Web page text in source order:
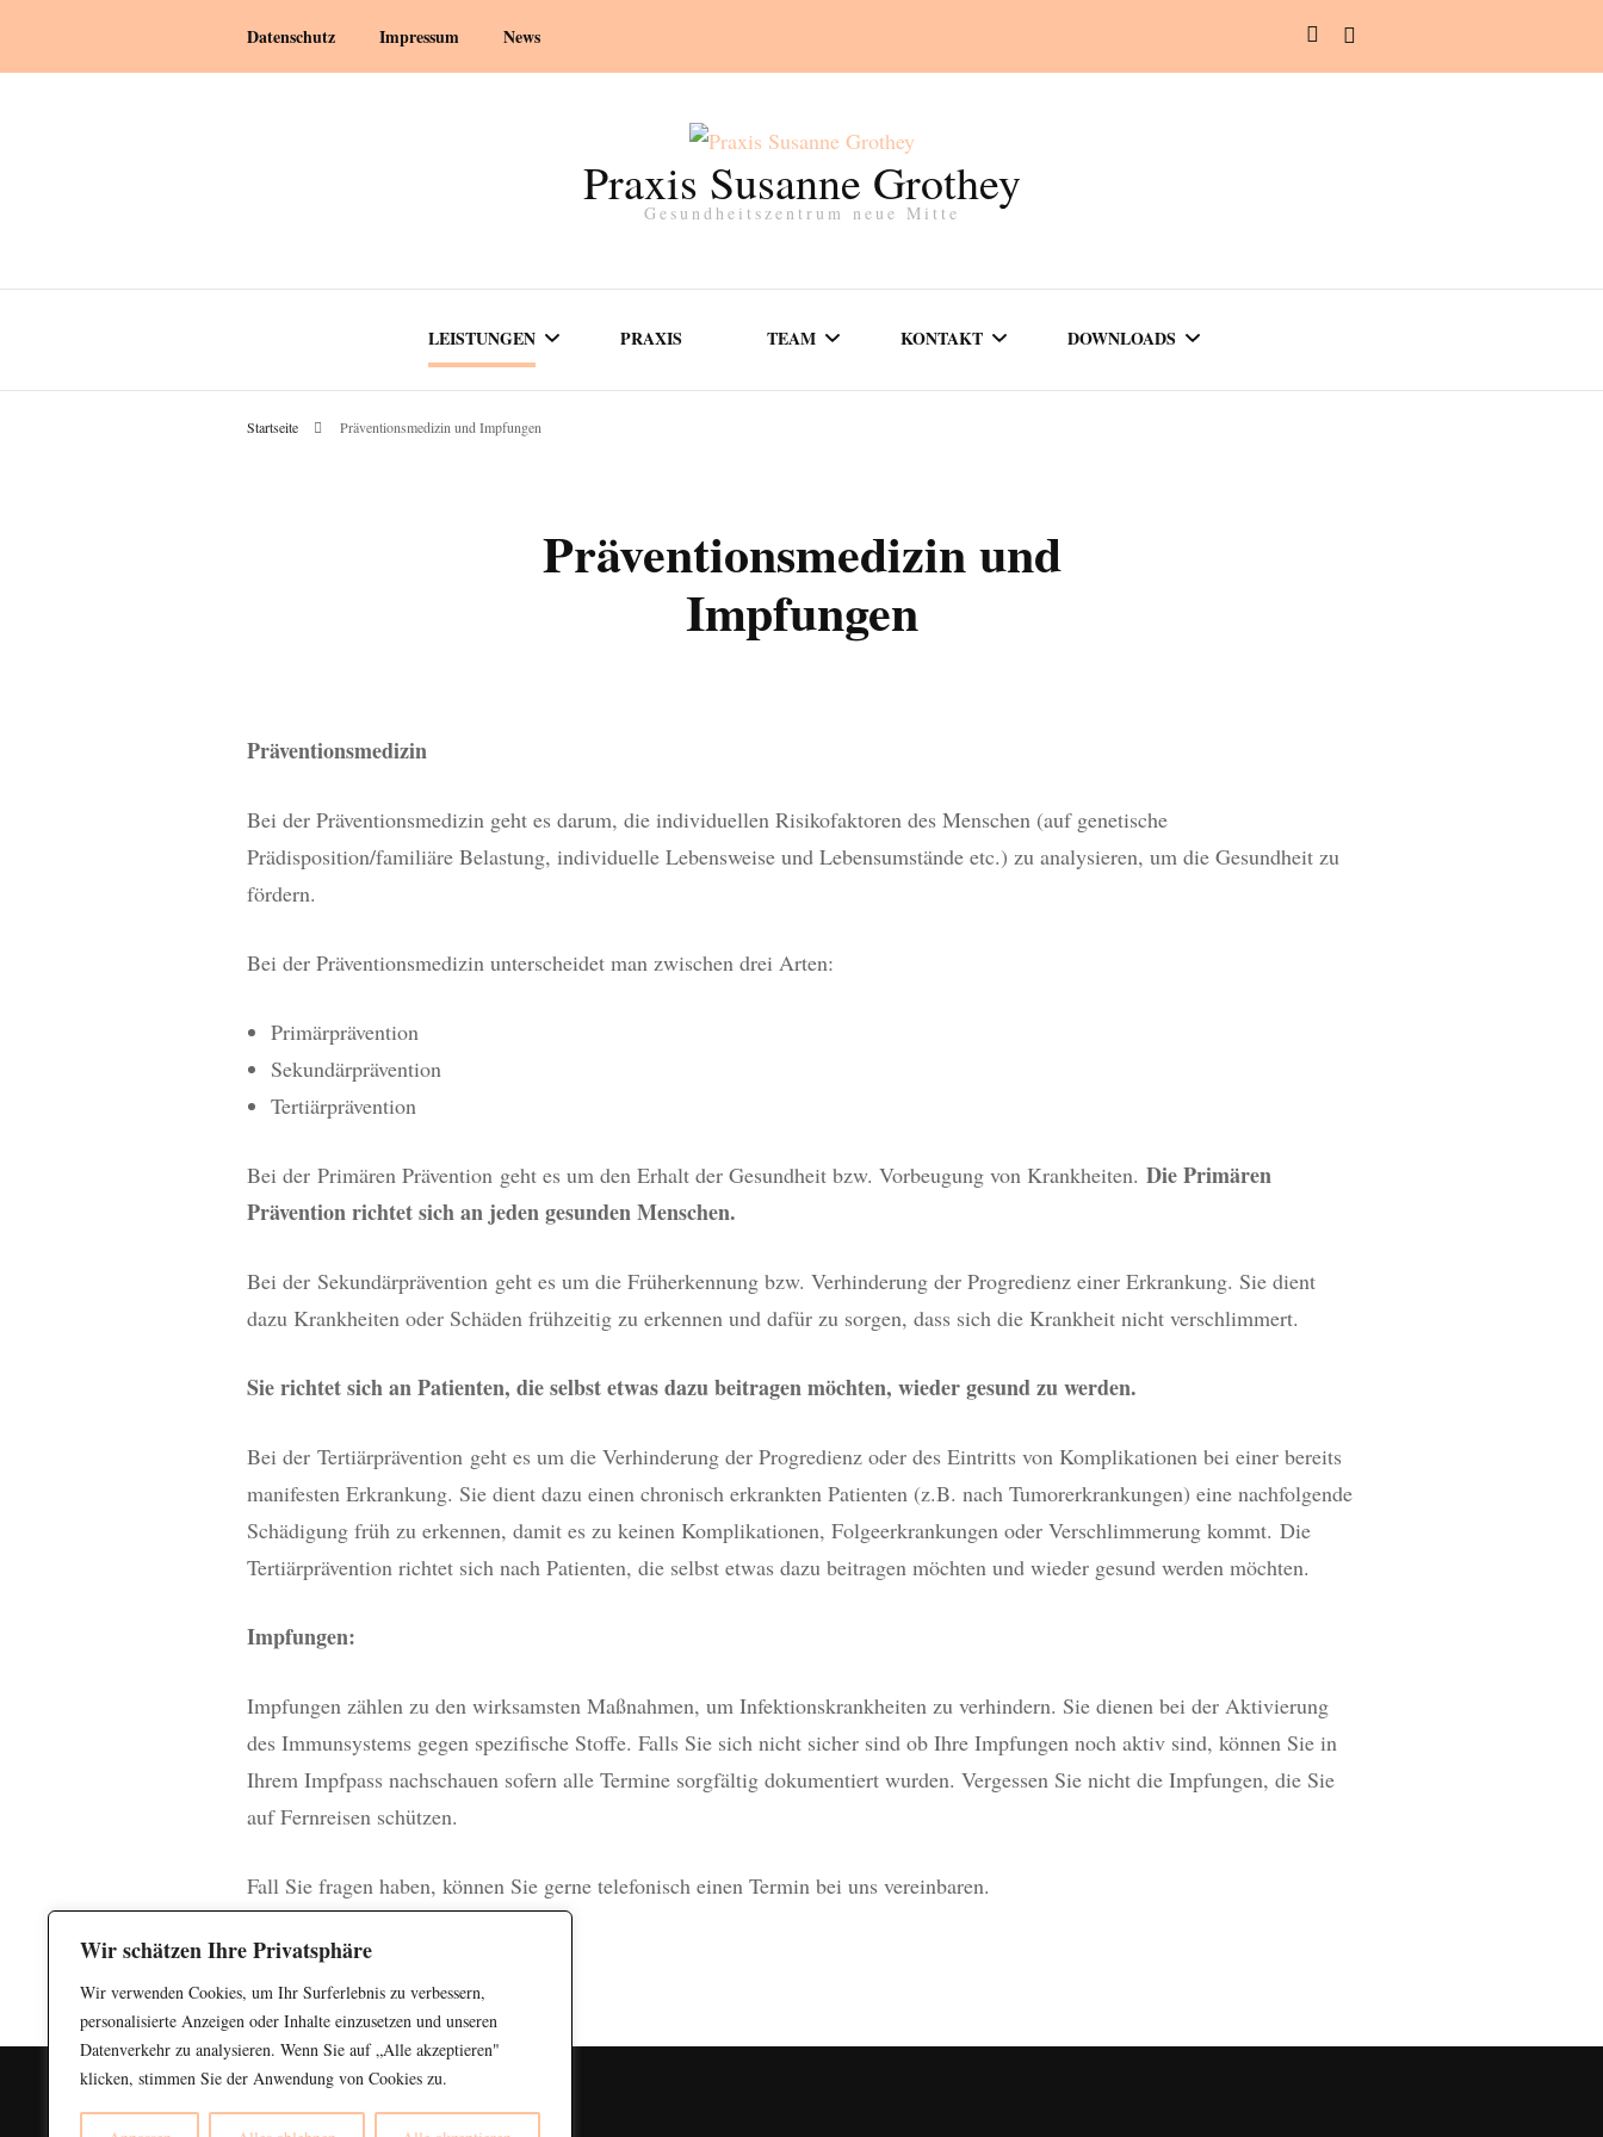
Wir schätzen Ihre Privatsphäre
Wir verwenden Cookies, um Ihr Surferlebnis zu verbessern,
personalisierte Anzeigen oder Inhalte einzusetzen und unseren
Datenverkehr zu analysieren. Wenn Sie auf „Alle akzeptieren"
klicken, stimmen Sie der Anwendung von Cookies zu.
Datenschutz Impressum News
Praxis Susanne Grothey
Gesundheitszentrum neue Mitte
LEISTUNGEN
KINDERWUNSCH
HARNINKONTINENZ UND
BECKENBODENSCHWÄCHE
GELBFIEBER
SPRECHSTUNDE
PRAXIS TEAM
CANAN ÜSTÜN-ER
SANELA KOCAN
KONTAKT DOWNLOADS
Startseite Präventionsmedizin und Impfungen
Präventionsmedizin und
Impfungen
Präventionsmedizin
Bei der Präventionsmedizin geht es darum, die individuellen Risikofaktoren des Menschen (auf genetische
Prädisposition/familiäre Belastung, individuelle Lebensweise und Lebensumstände etc.) zu analysieren, um die Gesundheit zu
fördern.
Bei der Präventionsmedizin unterscheidet man zwischen drei Arten:
Primärprävention
Sekundärprävention
Tertiärprävention
Bei der Primären Prävention geht es um den Erhalt der Gesundheit bzw. Vorbeugung von Krankheiten. Die Primären
Prävention richtet sich an jeden gesunden Menschen.
Bei der Sekundärprävention geht es um die Früherkennung bzw. Verhinderung der Progredienz einer Erkrankung. Sie dient
dazu Krankheiten oder Schäden frühzeitig zu erkennen und dafür zu sorgen, dass sich die Krankheit nicht verschlimmert.
Sie richtet sich an Patienten, die selbst etwas dazu beitragen möchten, wieder gesund zu werden.
Bei der Tertiärprävention geht es um die Verhinderung der Progredienz oder des Eintritts von Komplikationen bei einer bereits
manifesten Erkrankung. Sie dient dazu einen chronisch erkrankten Patienten (z.B. nach Tumorerkrankungen) eine nachfolgende
Schädigung früh zu erkennen, damit es zu keinen Komplikationen, Folgeerkrankungen oder Verschlimmerung kommt. Die
Tertiärprävention richtet sich nach Patienten, die selbst etwas dazu beitragen möchten und wieder gesund werden möchten.
Impfungen:
Impfungen zählen zu den wirksamsten Maßnahmen, um Infektionskrankheiten zu verhindern. Sie dienen bei der Aktivierung
des Immunsystems gegen spezifische Stoffe. Falls Sie sich nicht sicher sind ob Ihre Impfungen noch aktiv sind, können Sie in
Ihrem Impfpass nachschauen sofern alle Termine sorgfältig dokumentiert wurden. Vergessen Sie nicht die Impfungen, die Sie
auf Fernreisen schützen.
Fall Sie fragen haben, können Sie gerne telefonisch einen Termin bei uns vereinbaren.